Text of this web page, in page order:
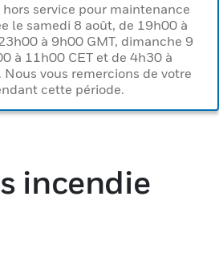
hors service pour maintenance
le samedi 8 août, de 19h00 à
à 9h00 GMT, dimanche 9
à 11h00 CET et de 4h30 à
Nous vous remercions de votre
cette période.
incendie